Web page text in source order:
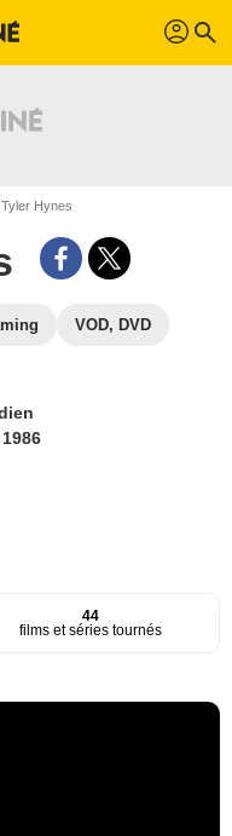
profil search
Tyler Hynes
VOD, DVD
44
films et séries tournés